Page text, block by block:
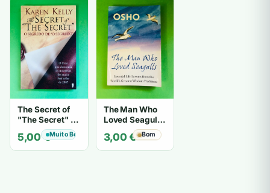
The Secret of
"The Secret" O
Segredo de "O
Segredo" -
Karen Kelly
5,00€Muito Bom
The Man Who
Loved Seagulls
3,00€ Bom